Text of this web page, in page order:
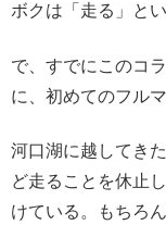
ボクは「走る」と
で、すでにこのコ
に、初めてのフル
河口湖に越してき
ど走ることを休止
けている。もちろ